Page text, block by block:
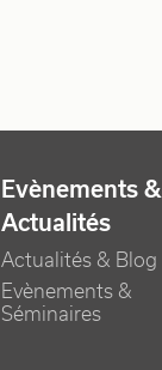
Evènements &
Actualités
Actualités & Blog
Evènements &
Séminaires